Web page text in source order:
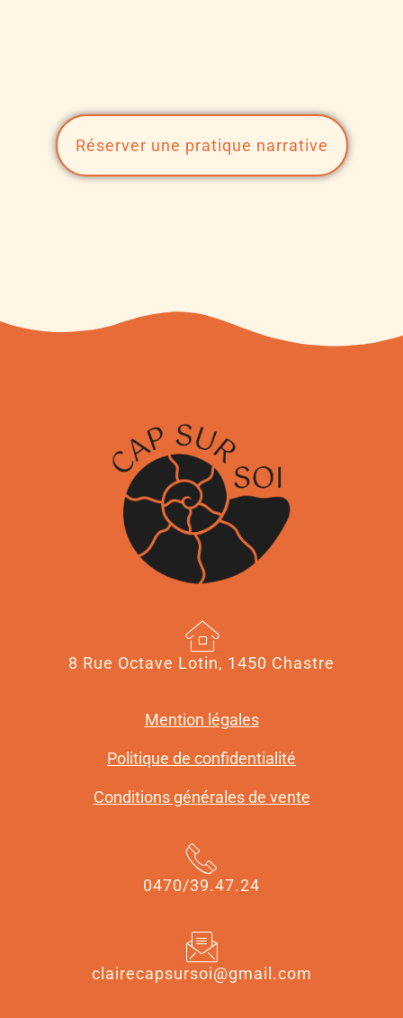
Réserver une pratique narrative
8 Rue Octave Lotin, 1450 Chastre
Mention légales
Politique de confidentialité
Conditions générales de vente
0470/39.47.24
clairecapsursoi@gmail.com